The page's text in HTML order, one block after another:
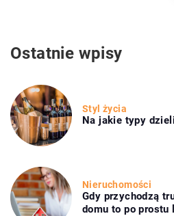
Ostatnie wpisy
Styl życia
Na jakie typy
Nieruchomości
Gdy przychodzą
domu to po prostu